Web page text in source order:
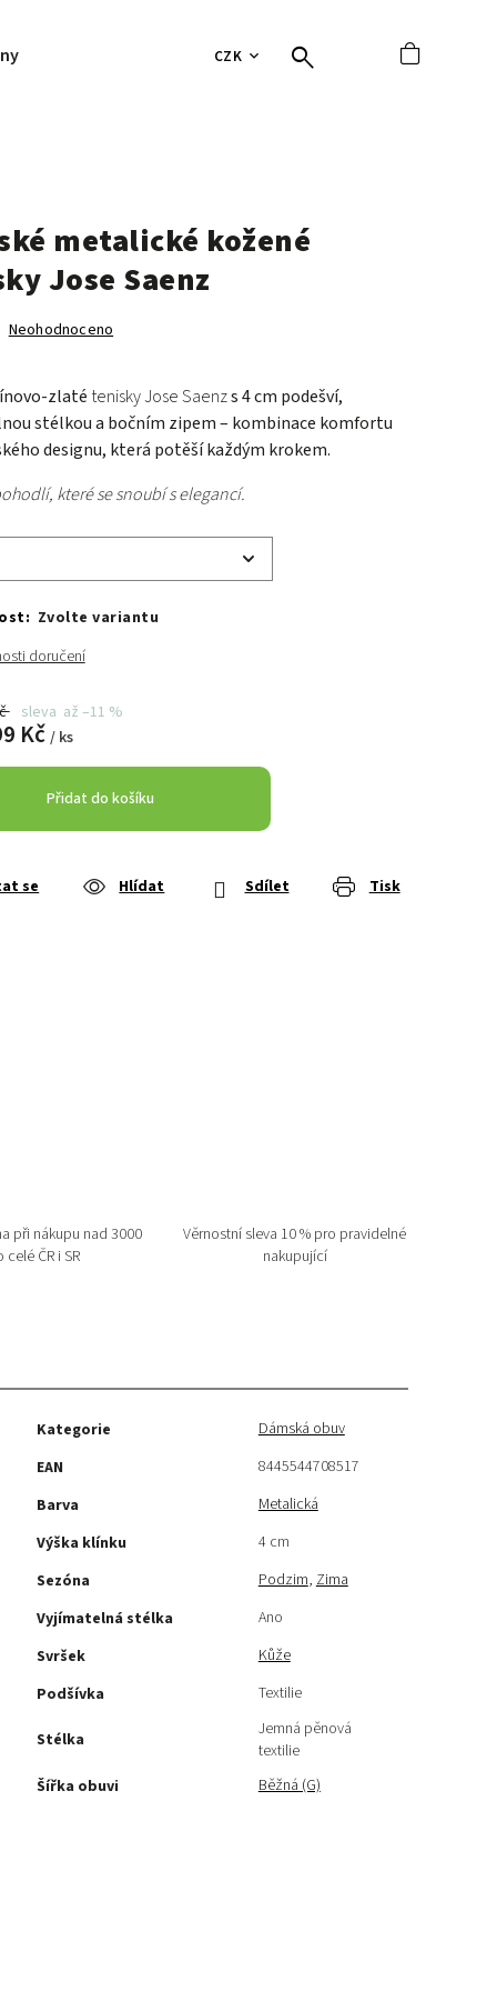
CZK
Hodnocení obchodu Tabulky velikostí
metalické kožené
Jose Saenz
až –11 %
Kč / ks
Neohodnoceno
zlaté tenisky Jose Saenzs 4 cm podešví,
stélkou a bočním zipem – kombinace komfortu
designu, která potěší každým krokem.
které se snoubí s elegancí.
Zvolte variantu
doručení
Přidat do košíku
Tisk
se Hlídat Sdílet
při nákupu nad 3000
celé ČR i SR
Věrnostní sleva 10 % pro pravidelné
nakupující
Kategorie
Dámská obuv
EAN
8445544708517
Barva
Metalická
Výška klínku
4 cm
Sezóna
Podzim,Zima
Vyjímatelná stélka
Ano
Svršek
Kůže
Podšívka
Textilie
Stélka
Jemná pěnová
textilie
Šířka obuvi
Běžná (G)